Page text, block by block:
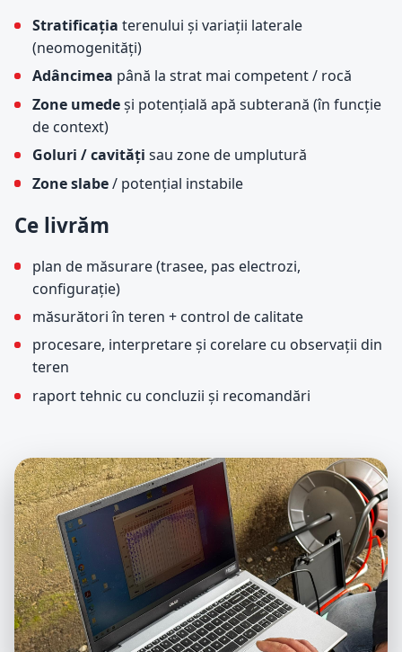
Stratificația terenului și variații laterale
(neomogenități)
Adâncimea până la strat mai competent / rocă
Zone umedeși potențială apă subterană (în funcție
de context)
Goluri / cavități sau zone de umplutură
Zone slabe/ potențial instabile
Ce livrăm
plan de măsurare (trasee, pas electrozi,
configurație)
măsurători în teren + control de calitate
procesare, interpretare și corelare cu observații din
teren
raport tehnic cu concluzii și recomandări